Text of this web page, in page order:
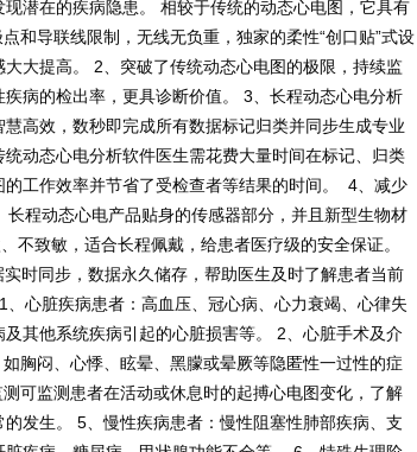
潜在的疾病隐患。 相较于传统的动态心电图，它具有
和导联线限制，无线无负重，独家的柔性“创口贴”式设
大提高。 2、突破了传统动态心电图的极限，持续监
病的检出率，更具诊断价值。 3、长程动态心电分析
高效，数秒即完成所有数据标记归类并同步生成专业
动态心电分析软件医生需花费大量时间在标记、归类
工作效率并节省了受检查者等结果的时间。 4、减少
程动态心电产品贴身的传感器部分，并且新型生物材
不致敏，适合长程佩戴，给患者医疗级的安全保证。
时同步，数据永久储存，帮助医生及时了解患者当前
心脏疾病患者：高血压、冠心病、心力衰竭、心律失
其他系统疾病引起的心脏损害等。 2、心脏手术及介
胸闷、心悸、眩晕、黑朦或晕厥等隐匿性一过性的症
可监测患者在活动或休息时的起搏心电图变化，了解
发生。 5、慢性疾病患者：慢性阻塞性肺部疾病、支